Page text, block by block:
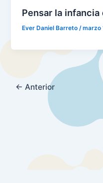
Pensar la
Ever Daniel Barreto/marzo
← Anterior